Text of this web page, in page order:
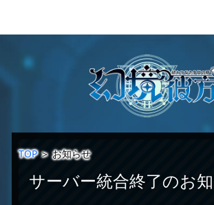
TOP＞お知らせ
サーバー統合終了のお